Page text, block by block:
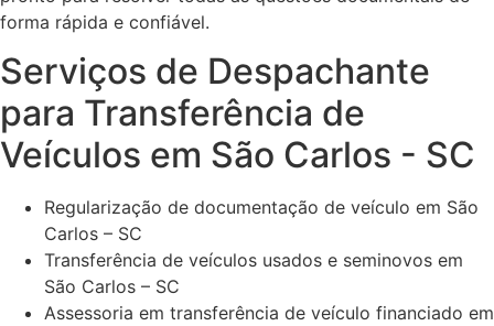
forma rápida e confiável.
Serviços de Despachante
para Transferência de
Veículos em São Carlos - SC
Regularização de documentação de veículo em São
Carlos – SC
Transferência de veículos usados e seminovos em
São Carlos – SC
Assessoria em transferência de veículo financiado em